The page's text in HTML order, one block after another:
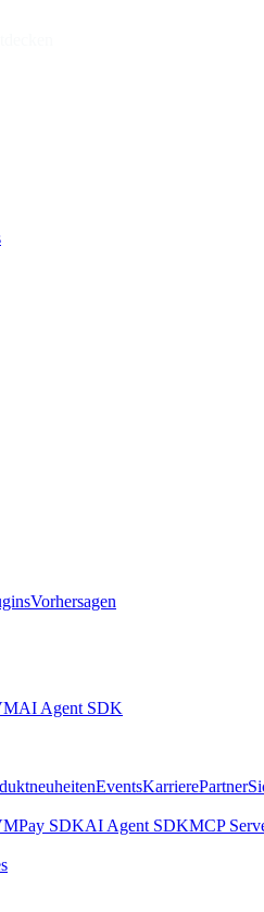
Vorhersagen
AI Agent SDK
EventsKarrierePartner
Pay SDKAI Agent SDKMCP